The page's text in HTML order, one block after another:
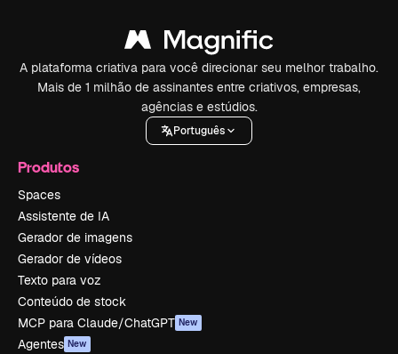
A plataforma criativa para você direcionar seu melhor trabalho.
Mais de 1 milhão de assinantes entre criativos, empresas,
agências e estúdios.
Português
Produtos
Spaces
Assistente de IA
Gerador de imagens
Gerador de vídeos
Texto para voz
Conteúdo de stock
MCP para Claude/ChatGPT New
Agentes New